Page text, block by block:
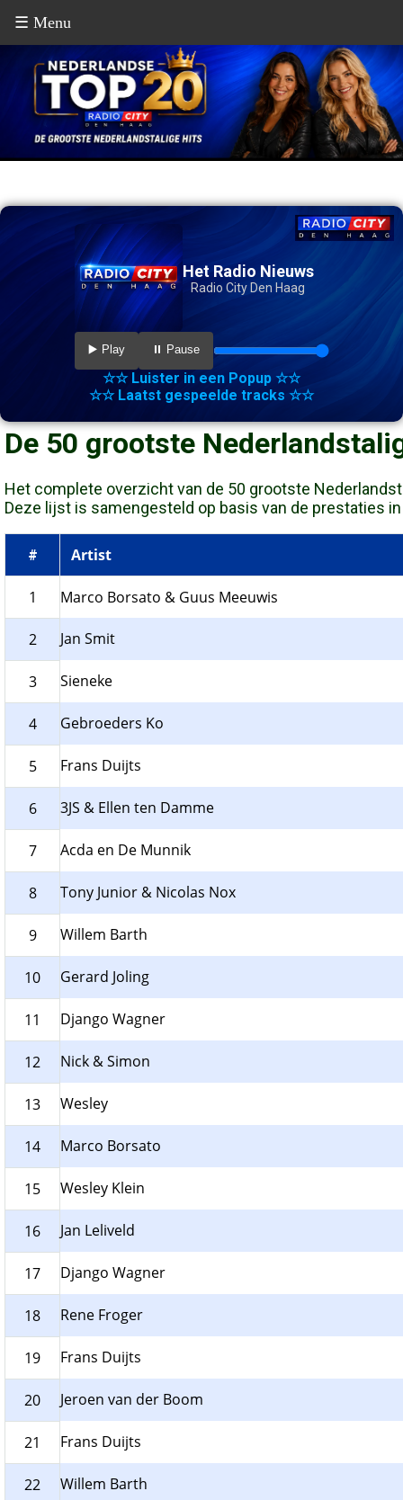
☰ Menu
Het Radio Nieuws
Radio City Den Haag
▶️ Play ⏸️ Pause
☆☆ Luister in een Popup ☆☆
☆☆ Laatst gespeelde tracks ☆☆
De 50 grootste
Het complete overzicht van de 50 grootste
Deze lijst is samengesteld op basis van de prestaties
# Artist
1 Marco Borsato & Guus Meeuwis
2 Jan Smit
3 Sieneke
4 Gebroeders Ko
5 Frans Duijts
6 3JS & Ellen ten Damme
7 Acda en De Munnik
8 Tony Junior & Nicolas Nox
9 Willem Barth
10 Gerard Joling
11 Django Wagner
12 Nick & Simon
13 Wesley
14 Marco Borsato
15 Wesley Klein
16 Jan Leliveld
17 Django Wagner
18 Rene Froger
19 Frans Duijts
20 Jeroen van der Boom
21 Frans Duijts
22 Willem Barth